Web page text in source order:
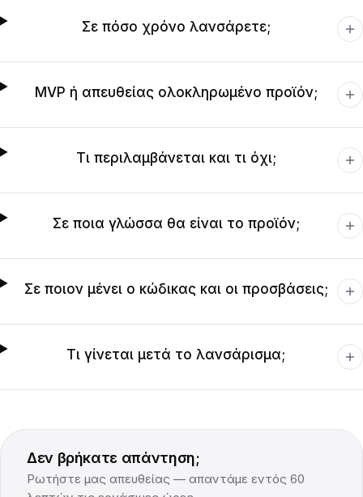
Σε πόσο χρόνο λανσάρετε;
MVP ή απευθείας ολοκληρωμένο προϊόν;
Τι περιλαμβάνεται και τι όχι;
Σε ποια γλώσσα θα είναι το προϊόν;
Σε ποιον μένει ο κώδικας και οι προσβάσεις;
Τι γίνεται μετά το λανσάρισμα;
Δεν βρήκατε απάντηση;
Ρωτήστε μας απευθείας — απαντάμε εντός 60